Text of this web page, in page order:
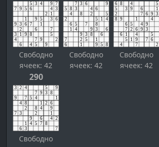
Свободно
ячеек: 42
Свободно
ячеек: 42
Свободно
ячеек: 42
290
Свободно